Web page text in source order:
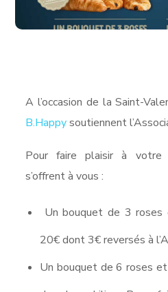
A l’occasion de la Saint-
B.Happysoutiennent
Pour faire plaisir à votre
s’offrent à vous :
Un bouquet de 3 roses
20€ dont 3€ reversés à
Un bouquet de 6 roses